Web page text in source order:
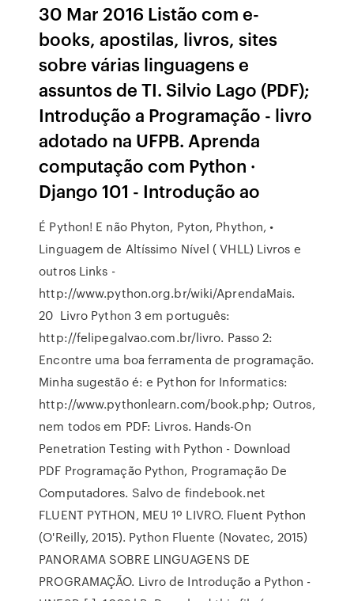
30 Mar 2016 Listão com e-
books, apostilas, livros, sites
sobre várias linguagens e
assuntos de TI. Silvio Lago (PDF);
Introdução a Programação - livro
adotado na UFPB. Aprenda
computação com Python ·
Django 101 - Introdução ao
É Python! E não Phyton, Pyton, Phython, •
Linguagem de Altíssimo Nível ( VHLL) Livros e
outros Links -
http://www.python.org.br/wiki/AprendaMais.
20 Livro Python 3 em português:
http://felipegalvao.com.br/livro. Passo 2:
Encontre uma boa ferramenta de programação.
Minha sugestão é: e Python for Informatics:
http://www.pythonlearn.com/book.php; Outros,
nem todos em PDF: Livros. Hands-On
Penetration Testing with Python - Download
PDF Programação Python, Programação De
Computadores. Salvo de findebook.net
FLUENT PYTHON, MEU 1º LIVRO. Fluent Python
(O'Reilly, 2015). Python Fluente (Novatec, 2015)
PANORAMA SOBRE LINGUAGENS DE
PROGRAMAÇÃO. Livro de Introdução a Python -